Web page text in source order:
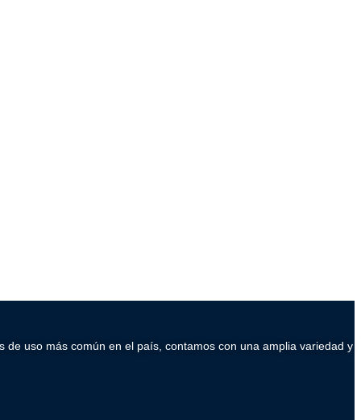
uso más común en el país, contamos con una amplia variedad y